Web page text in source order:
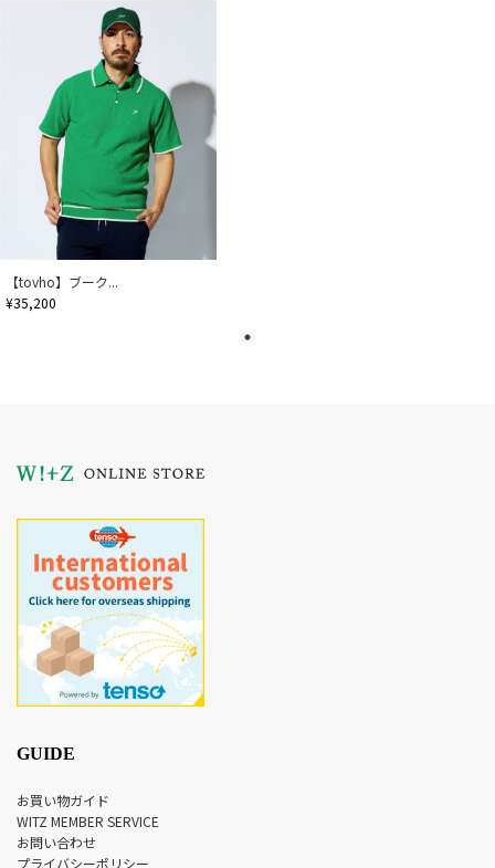
【tovho】ブーク...
¥35,200
GUIDE
お買い物ガイド
WITZ MEMBER SERVICE
お問い合わせ
プライバシーポリシー